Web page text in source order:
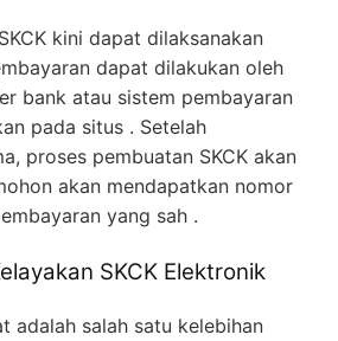
kini dapat dilaksanakan
dapat dilakukan oleh
bank atau sistem pembayaran
pada situs . Setelah
proses pembuatan SKCK akan
akan mendapatkan nomor
yang sah .
SKCK Elektronik
adalah salah satu kelebihan